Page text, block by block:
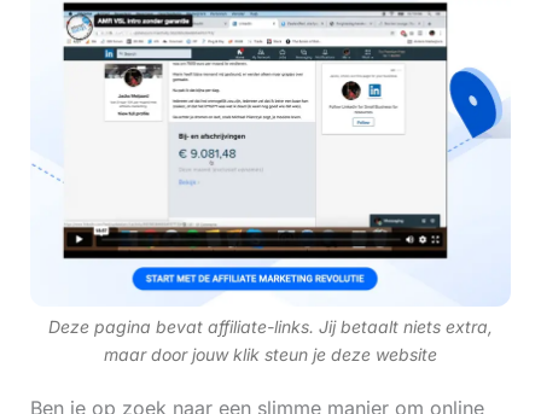
Deze pagina bevat affiliate-links. Jij betaalt niets extra,
maar door jouw klik steun je deze website
Ben je op zoek naar een slimme manier om online